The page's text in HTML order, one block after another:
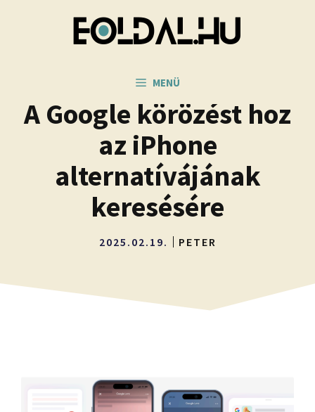
MENÜ
A Google körözést hoz
az iPhone
alternatívájának
keresésére
2025.02.19. PETER